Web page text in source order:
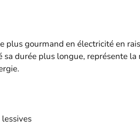
plus gourmand en électricité en
sa durée plus longue, représente